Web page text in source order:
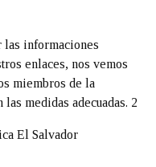
las informaciones
enlaces, nos vemos
miembros de la
medidas adecuadas. 2
El Salvador